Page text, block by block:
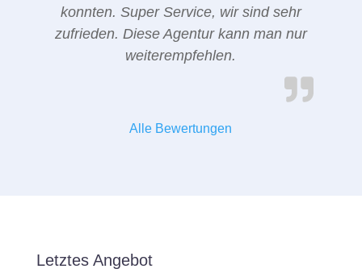
konnten. Super Service, wir sind sehr
zufrieden. Diese Agentur kann man nur
weiterempfehlen.
Alle Bewertungen
Letztes Angebot